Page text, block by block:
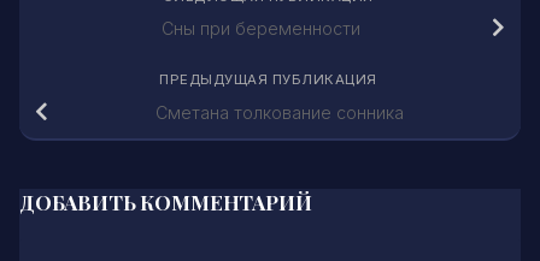
Сны при беременности
ПРЕДЫДУЩАЯ ПУБЛИКАЦИЯ
Сметана толкование сонника
ДОБАВИТЬ КОММЕНТАРИЙ